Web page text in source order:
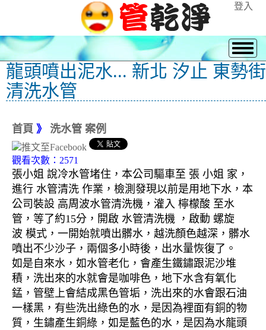
登入
龍頭噴出泥水... 新北 汐止 東勢街
清洗水管
首頁 》 洗水管 案例
觀看次數：2571
張小姐 說冷水管堵住，本公司驅車至 張 小姐 家，
進行 水管清洗 作業，檢測發現以前是用地下水，本
公司裝設 高周波水管清洗機，灌入 檸檬酸 至水
管，等了約15分，開啟 水管清洗機 ，啟動 螺旋
波 模式，一開始就噴出髒水，越洗顏色越深，髒水
噴出不少沙子，兩個多小時後，出水量恢復了。
如是自來水，如水管老化，會產生鐵鏽跟泥沙堆
積，洗出來的水就會是咖啡色，地下水含有氧化
錳，管壁上會結成黑色管垢，洗出來的水會跟石油
一樣黑，有些洗出綠色的水，是因為裡面有銅的物
質，生鏽產生銅綠，如是藍色的水，是因為水龍頭